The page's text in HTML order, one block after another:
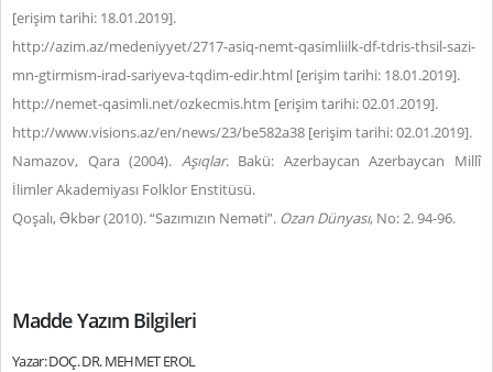
[erişim tarihi: 18.01.2019].
http://azim.az/medeniyyet/2717-asiq-nemt-qasimliilk-df-tdris-thsil-sazi-
mn-gtirmism-irad-sariyeva-tqdim-edir.html [erişim tarihi: 18.01.2019].
http://nemet-qasimli.net/ozkecmis.htm [erişim tarihi: 02.01.2019].
http://www.visions.az/en/news/23/be582a38 [erişim tarihi: 02.01.2019].
Namazov, Qara (2004). Aşıqlar. Bakü: AzerbaycanAzerbaycan Millî
İlimler Akademiyası Folklor Enstitüsü.
Qoşalı, Əkbər (2010). “Sazımızın Neməti”. Ozan Dünyası, No: 2. 94-96.
Madde Yazım Bilgileri
Yazar: DOÇ. DR. MEHMET EROL